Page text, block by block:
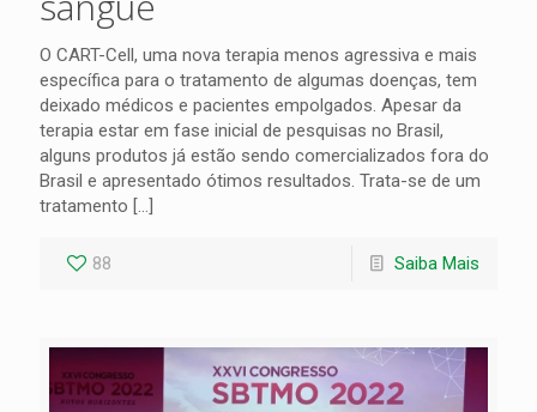
O CART-Cell, uma nova terapia menos agressiva e mais
específica para o tratamento de algumas doenças, tem
deixado médicos e pacientes empolgados. Apesar da
terapia estar em fase inicial de pesquisas no Brasil,
alguns produtos já estão sendo comercializados fora do
Brasil e apresentado ótimos resultados. Trata-se de um
tratamento […]
88 Saiba Mais